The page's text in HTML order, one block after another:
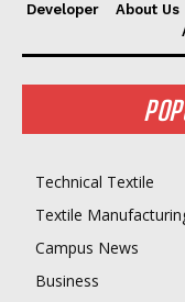
Developer About Us
Technical Textile
Textile
Campus News
Business